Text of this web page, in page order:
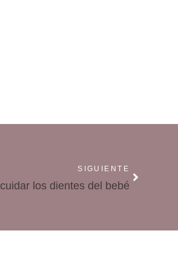
SIGUIENTE
los dientes del bebé